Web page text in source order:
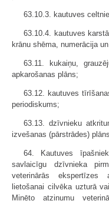
63.10.3. kautuves
63.10.4. kautuves
krānu shēma, numerācija
63.11. kukaiņu,
apkarošanas plāns;
63.12. kautuves
periodiskums;
63.13. dzīvnieku
izvešanas (pārstrādes)
64. Kautuves
savlaicīgu dzīvnieka
veterinārās ekspertīzes
lietošanai cilvēka uzturā
Minēto atzinumu